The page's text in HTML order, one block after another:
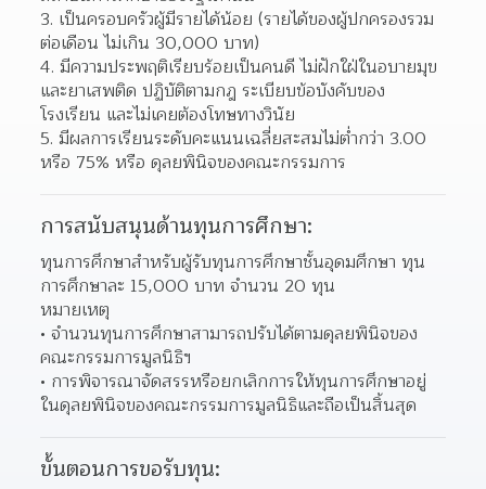
3. เป็นครอบครัวผู้มีรายได้น้อย (รายได้ของผู้ปกครองรวม
ต่อเดือน ไม่เกิน 30,000 บาท)
4. มีความประพฤติเรียบร้อยเป็นคนดี ไม่ฝักใฝ่ในอบายมุข
และยาเสพติด ปฏิบัติตามกฎ ระเบียบข้อบังคับของ
โรงเรียน และไม่เคยต้องโทษทางวินัย
5. มีผลการเรียนระดับคะแนนเฉลี่ยสะสมไม่ต่ำกว่า 3.00
หรือ 75% หรือ ดุลยพินิจของคณะกรรมการ
การสนับสนุนด้านทุนการศึกษา:
ทุนการศึกษาสำหรับผู้รับทุนการศึกษาชั้นอุดมศึกษา ทุน
การศึกษาละ 15,000 บาท จำนวน 20 ทุน
หมายเหตุ
จำนวนทุนการศึกษาสามารถปรับได้ตามดุลยพินิจของ
คณะกรรมการมูลนิธิฯ
การพิจารณาจัดสรรหรือยกเลิกการให้ทุนการศึกษาอยู่
ในดุลยพินิจของคณะกรรมการมูลนิธิและถือเป็นสิ้นสุด
ขั้นตอนการขอรับทุน: